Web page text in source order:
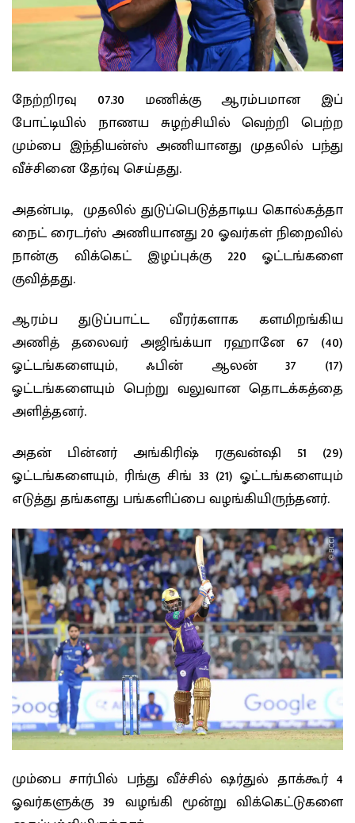
நேற்றிரவு 07.30 மணிக்கு ஆரம்பமான இப்
போட்டியில் நாணய சுழற்சியில் வெற்றி பெற்ற
மும்பை இந்தியன்ஸ் அணியானது முதலில் பந்து
வீச்சினை தேர்வு செய்தது.
அதன்படி, முதலில் துடுப்பெடுத்தாடிய கொல்கத்தா
நைட் ரைடர்ஸ் அணியானது 20 ஓவர்கள் நிறைவில்
நான்கு விக்கெட் இழப்புக்கு 220 ஓட்டங்களை
குவித்தது.
ஆரம்ப துடுப்பாட்ட வீரர்களாக களமிறங்கிய
அணித் தலைவர் அஜிங்க்யா ரஹானே 67 (40)
ஓட்டங்களையும், ஃபின் ஆலன் 37 (17)
ஓட்டங்களையும் பெற்று வலுவான தொடக்கத்தை
அளித்தனர்.
அதன் பின்னர் அங்கிரிஷ் ரகுவன்ஷி 51 (29)
ஓட்டங்களையும், ரிங்கு சிங் 33 (21) ஓட்டங்களையும்
எடுத்து தங்களது பங்களிப்பை வழங்கியிருந்தனர்.
மும்பை சார்பில் பந்து வீச்சில் ஷர்துல் தாக்கூர் 4
ஓவர்களுக்கு 39 வழங்கி மூன்று விக்கெட்டுகளை